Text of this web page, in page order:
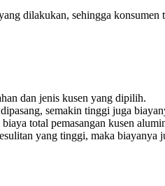
dilakukan, sehingga
dan jenis kusen yang dipilih.
semakin tinggi juga
total pemasangan kusen
yang tinggi, maka biayanya